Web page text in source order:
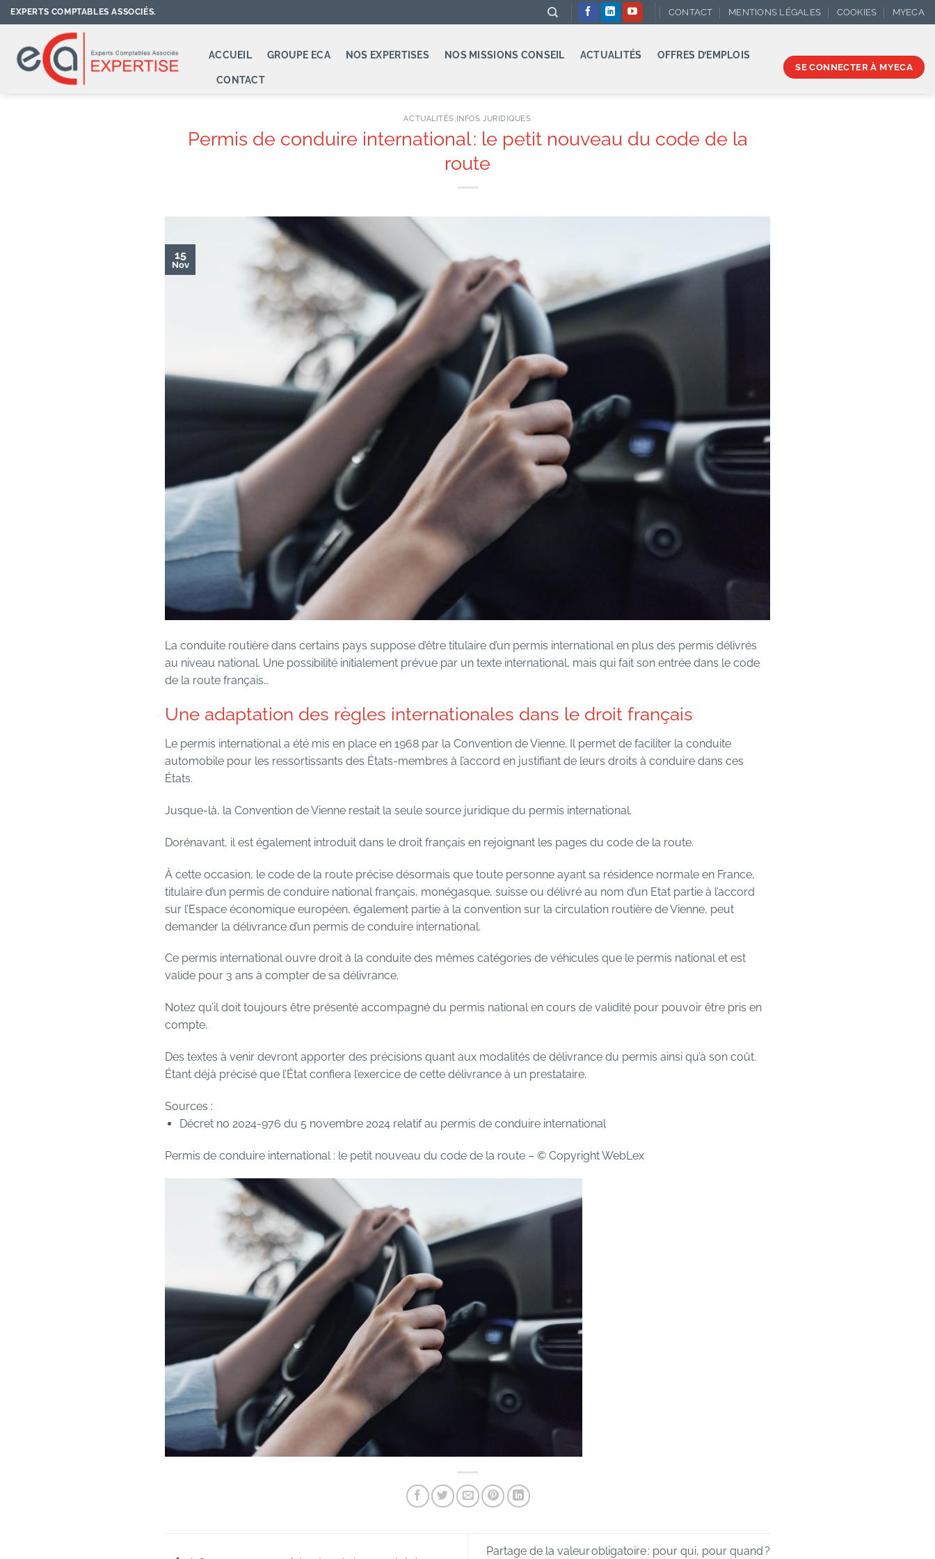
Passer
au
contenu
EXPERTS COMPTABLES ASSOCIÉS. CONTACT MENTIONS LÉGALES COOKIES MYECA
ACCUEIL GROUPE ECA NOS EXPERTISES NOS MISSIONS CONSEIL ACTUALITÉS OFFRES D’EMPLOIS
CONTACT
SE CONNECTER À MYECA
ACTUALITÉS,INFOS JURIDIQUES
Permis de conduire international : le petit nouveau du code de la
route
15
Nov
La conduite routière dans certains pays suppose d’être titulaire d’un permis international en plus des permis délivrés
au niveau national. Une possibilité initialement prévue par un texte international, mais qui fait son entrée dans le code
de la route français…
Une adaptation des règles internationales dans le droit français
Le permis international a été mis en place en 1968 par la Convention de Vienne. Il permet de faciliter la conduite
automobile pour les ressortissants des États-membres à l’accord en justifiant de leurs droits à conduire dans ces
États.
Jusque-là, la Convention de Vienne restait la seule source juridique du permis international.
Dorénavant, il est également introduit dans le droit français en rejoignant les pages du code de la route.
À cette occasion, le code de la route précise désormais que toute personne ayant sa résidence normale en France,
titulaire d’un permis de conduire national français, monégasque, suisse ou délivré au nom d’un Etat partie à l’accord
sur l’Espace économique européen, également partie à la convention sur la circulation routière de Vienne, peut
demander la délivrance d’un permis de conduire international.
Ce permis international ouvre droit à la conduite des mêmes catégories de véhicules que le permis national et est
valide pour 3 ans à compter de sa délivrance.
Notez qu’il doit toujours être présenté accompagné du permis national en cours de validité pour pouvoir être pris en
compte.
Des textes à venir devront apporter des précisions quant aux modalités de délivrance du permis ainsi qu’à son coût.
Étant déjà précisé que l’État confiera l’exercice de cette délivrance à un prestataire.
Sources :
Décret no 2024-976 du 5 novembre 2024 relatif au permis de conduire international
Permis de conduire international : le petit nouveau du code de la route – © Copyright WebLex
Partage de la valeur obligatoire : pour qui, pour quand ?